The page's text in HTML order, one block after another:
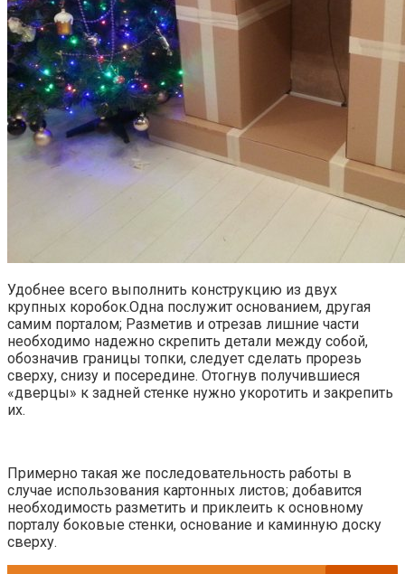
Удобнее всего выполнить конструкцию из двух
крупных коробок.Одна послужит основанием, другая
самим порталом; Разметив и отрезав лишние части
необходимо надежно скрепить детали между собой,
обозначив границы топки, следует сделать прорезь
сверху, снизу и посередине. Отогнув получившиеся
«дверцы» к задней стенке нужно укоротить и закрепить
их.
Примерно такая же последовательность работы в
случае использования картонных листов; добавится
необходимость разметить и приклеить к основному
порталу боковые стенки, основание и каминную доску
сверху.